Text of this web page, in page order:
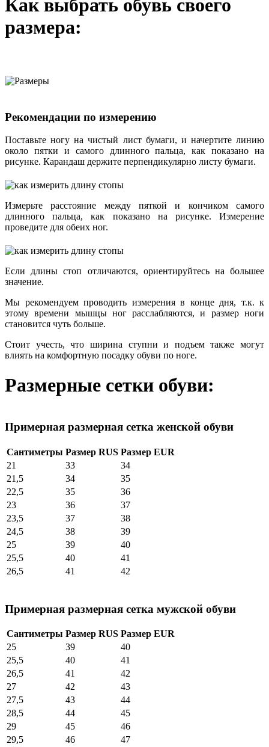
Как выбрать обувь своего
размера:
Рекомендации по измерению
Поставьте ногу на чистый лист бумаги, и начертите линию
около пятки и самого длинного пальца, как показано на
рисунке. Карандаш держите перпендикулярно листу бумаги.
Измерьте расстояние между пяткой и кончиком самого
длинного пальца, как показано на рисунке. Измерение
проведите для обеих ног.
Если длины стоп отличаются, ориентируйтесь на большее
значение.
Мы рекомендуем проводить измерения в конце дня, т.к. к
этому времени мышцы ног расслабляются, и размер ноги
становится чуть больше.
Стоит учесть, что ширина ступни и подъем также могут
влиять на комфортную посадку обуви по ноге.
Размерные сетки обуви:
Примерная размерная сетка женской обуви
Сантиметры Размер RUS Размер EUR
21
33
34
21,5
34
35
22,5
35
36
23
36
37
23,5
37
38
24,5
38
39
25
39
40
25,5
40
41
26,5
41 42
Примерная размерная сетка мужской обуви
Сантиметры Размер RUS Размер EUR
25
39
40
25,5
40
41
26,5
41
42
27
42
43
27,5
43
44
28,5
44
45
29
45
46
29,5
46
47